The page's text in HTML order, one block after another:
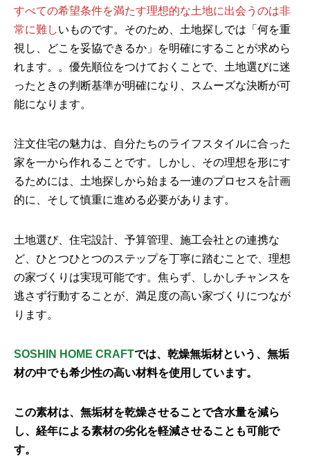
すべての希望条件を満たす理想的な土地に出会うのは非
常に難しいものです。そのため、土地探しでは「何を重
視し、どこを妥協できるか」を明確にすることが求めら
れます。。優先順位をつけておくことで、土地選びに迷
ったときの判断基準が明確になり、スムーズな決断が可
能になります。
注文住宅の魅力は、自分たちのライフスタイルに合った
家を一から作れることです。しかし、その理想を形にす
るためには、土地探しから始まる一連のプロセスを計画
的に、そして慎重に進める必要があります。
土地選び、住宅設計、予算管理、施工会社との連携な
ど、ひとつひとつのステップを丁寧に踏むことで、理想
の家づくりは実現可能です。焦らず、しかしチャンスを
逃さず行動することが、満足度の高い家づくりにつなが
ります。
SOSHIN HOME CRAFTでは、乾燥無垢材という、無垢
材の中でも希少性の高い材料を使用しています。
この素材は、無垢材を乾燥させることで含水量を減ら
し、経年による素材の劣化を軽減させることも可能で
す。